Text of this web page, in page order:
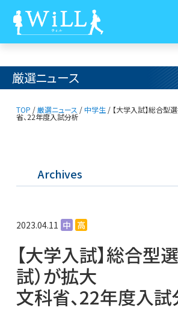
厳選ニュース
TOP /厳選ニュース / 中学生/ 【大学入試】総合型
省、22年度入試分析
Archives
2023.04.11 中 高
【大学入試】総合型
試）が拡大
文科省、22年度入